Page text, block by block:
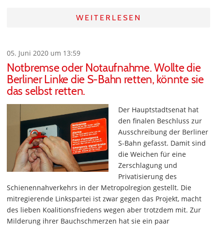
WEITERLESEN
05. Juni 2020 um 13:59
Notbremse oder Notaufnahme. Wollte die
Berliner Linke die S-Bahn retten, könnte sie
das selbst retten.
Der Hauptstadtsenat hat
den finalen Beschluss zur
Ausschreibung der Berliner
S-Bahn gefasst. Damit sind
die Weichen für eine
Zerschlagung und
Privatisierung des
Schienennahverkehrs in der Metropolregion gestellt. Die
mitregierende Linkspartei ist zwar gegen das Projekt, macht
des lieben Koalitionsfriedens wegen aber trotzdem mit. Zur
Milderung ihrer Bauchschmerzen hat sie ein paar